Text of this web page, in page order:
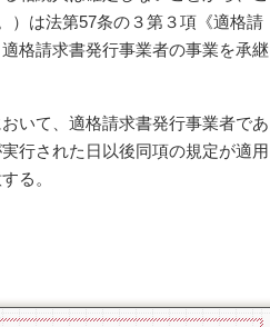
）は法第57条の３第３項《適格請
格請求書発行事業者の事業を承継
いて、適格請求書発行事業者であ
行された日以後同項の規定が適用
る。